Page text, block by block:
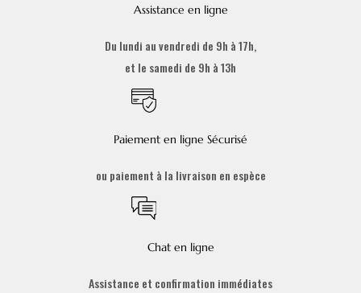
Assistance en ligne
Du lundi au vendredi de 9h à 17h,
et le samedi de 9h à 13h
Paiement en ligne Sécurisé
ou paiement à la livraison en espèce
Chat en ligne
Assistance et confirmation immédiates